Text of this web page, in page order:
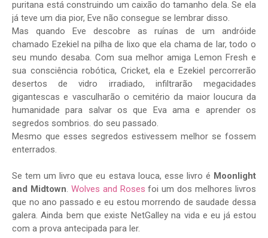
puritana está construindo um caixão do tamanho dela. Se ela
já teve um dia pior, Eve não consegue se lembrar disso.
Mas quando Eve descobre as ruínas de um andróide
chamado Ezekiel na pilha de lixo que ela chama de lar, todo o
seu mundo desaba. Com sua melhor amiga Lemon Fresh e
sua consciência robótica, Cricket, ela e Ezekiel percorrerão
desertos de vidro irradiado, infiltrarão megacidades
gigantescas e vasculharão o cemitério da maior loucura da
humanidade para salvar os que Eva ama e aprender os
segredos sombrios. do seu passado.
Mesmo que esses segredos estivessem melhor se fossem
enterrados.
Se tem um livro que eu estava louca, esse livro é Moonlight
and Midtown. Wolves and Roses foi um dos melhores livros
que no ano passado e eu estou morrendo de saudade dessa
galera. Ainda bem que existe NetGalley na vida e eu já estou
com a prova antecipada para ler.